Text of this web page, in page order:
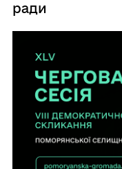
ради